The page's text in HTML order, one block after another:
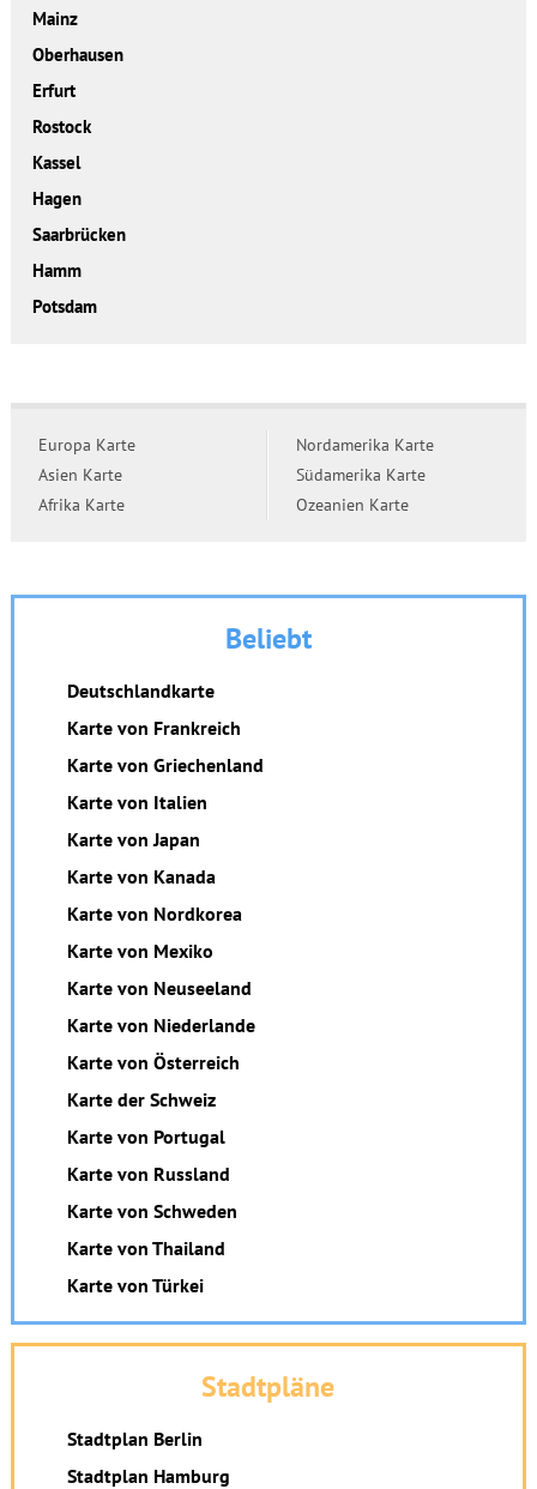
Mainz
Oberhausen
Erfurt
Rostock
Kassel
Hagen
Saarbrücken
Hamm
Potsdam
Europa Karte
Asien Karte
Afrika Karte
Nordamerika Karte
Südamerika Karte
Ozeanien Karte
Beliebt
Deutschlandkarte
Karte von Frankreich
Karte von Griechenland
Karte von Italien
Karte von Japan
Karte von Kanada
Karte von Nordkorea
Karte von Mexiko
Karte von Neuseeland
Karte von Niederlande
Karte von Österreich
Karte der Schweiz
Karte von Portugal
Karte von Russland
Karte von Schweden
Karte von Thailand
Karte von Türkei
Stadtpläne
Stadtplan Berlin
Stadtplan Hamburg